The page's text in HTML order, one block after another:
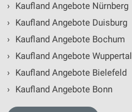
›
Kaufland Angebote Nürnberg
›
Kaufland Angebote Duisburg
›
Kaufland Angebote Bochum
›
Kaufland Angebote Wuppertal
›
Kaufland Angebote Bielefeld
›
Kaufland Angebote Bonn